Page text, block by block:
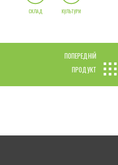
СКЛАД КУЛЬТУРИ
ПОПЕРЕДНІЙ
ПРОДУКТ